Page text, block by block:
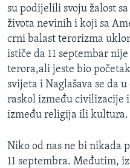
O GLASU AMERIKE
Learning English
PRATITE NAS
su podijelili svoju žalost
života nevinih i koji sa
crni balast terorizma
ističe da 11 septembar
terora,ali jeste bio
svijeta i Naglašava se da
raskol između civilizacije
između religija ili kultura.
Niko od nas ne bi nikada
11 septembra. Međutim,